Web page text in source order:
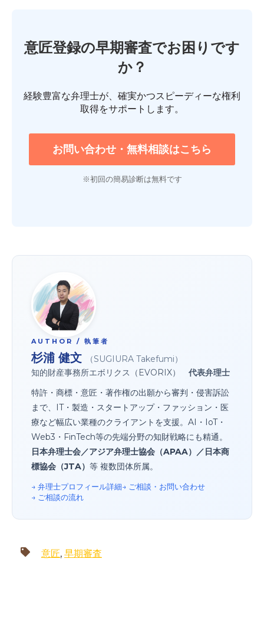
意匠登録の早期審査でお困りです
か？
経験豊富な弁理士が、確実かつスピーディーな権利
取得をサポートします。
お問い合わせ・無料相談はこちら
※初回の簡易診断は無料です
AUTHOR / 執筆者
杉浦 健文
（SUGIURA Takefumi）
知的財産事務所エボリクス（EVORIX） 代表弁理士
特許・商標・意匠・著作権の出願から審判・侵害訴訟
まで、IT・製造・スタートアップ・ファッション・医
療など幅広い業種のクライアントを支援。AI・IoT・
Web3・FinTech等の先端分野の知財戦略にも精通。
日本弁理士会／アジア弁理士協会（APAA）／日本商
標協会（JTA） 等 複数団体所属。
→ 弁理士プロフィール詳細→ ご相談・お問い合わせ
→ ご相談の流れ
意匠, 早期審査